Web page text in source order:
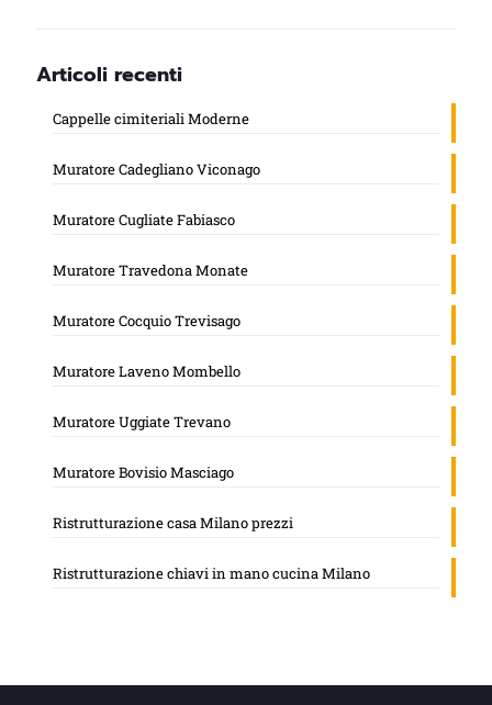
Articoli recenti
Cappelle cimiteriali Moderne
Muratore Cadegliano Viconago
Muratore Cugliate Fabiasco
Muratore Travedona Monate
Muratore Cocquio Trevisago
Muratore Laveno Mombello
Muratore Uggiate Trevano
Muratore Bovisio Masciago
Ristrutturazione casa Milano prezzi
Ristrutturazione chiavi in mano cucina Milano